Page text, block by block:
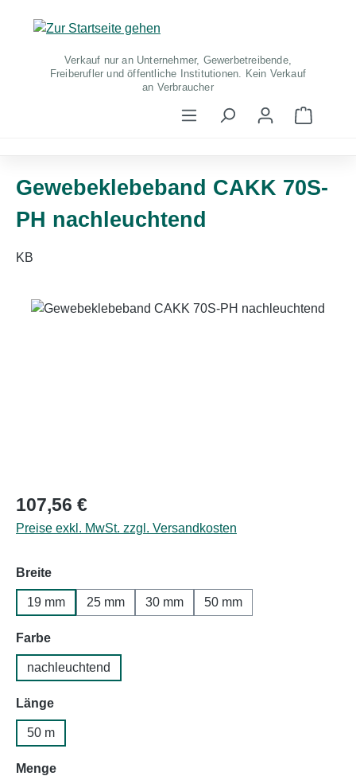
Zum Hauptinhalt springen
Verkauf nur an Unternehmer, Gewerbetreibende,
Freiberufler und öffentliche Institutionen. Kein Verkauf
an Verbraucher
Gewebeklebeband CAKK 70S-
PH nachleuchtend
KB
Bildergalerie überspringen
Regulärer Preis:
107,56 €
Preise exkl. MwSt. zzgl. Versandkosten
Breiteauswählen
19 mm 25 mm 30 mm 50 mm
Farbeauswählen
nachleuchtend
Längeauswählen
50 m
Mengeauswählen